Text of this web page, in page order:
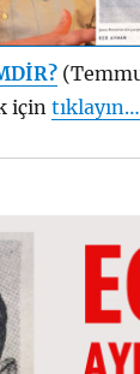
için tıklayın…